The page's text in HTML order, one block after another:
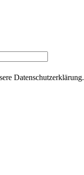
Datenschutzerklärung.